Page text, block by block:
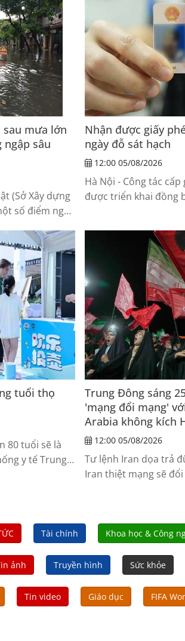
sau mưa lớn
ngập sâu
(Sở Xây dựng
số điểm ngập
đường Võ
Nhận được giấy
ngày đỗ sát hạch
12:00 05/08/2026
Hà Nội - Công tác
được triển khai đồng
tuổi thọ
80 tuổi sẽ là
y tế Trung
Trung Đông sáng
'mạng đổi mạng'
Arabia không kích
12:00 05/08/2026
Tư lệnh Iran dọa trả
Iran thiệt mạng sẽ
Tài chính Khoa học & Công
ảnh Truyền hình Sức khỏe
Tin video Giáo dục FIFA